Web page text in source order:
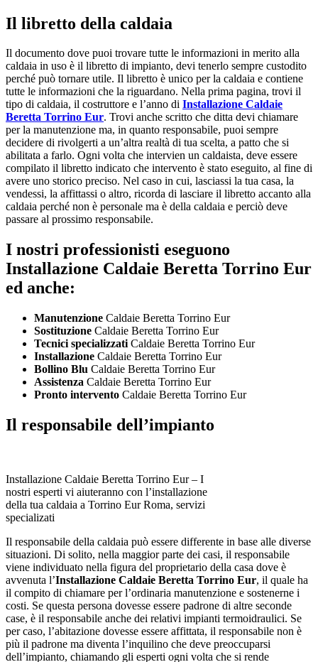
Il libretto della caldaia
Il documento dove puoi trovare tutte le informazioni in merito alla
caldaia in uso è il libretto di impianto, devi tenerlo sempre custodito
perché può tornare utile. Il libretto è unico per la caldaia e contiene
tutte le informazioni che la riguardano. Nella prima pagina, trovi il
tipo di caldaia, il costruttore e l’anno di Installazione Caldaie
Beretta Torrino Eur. Trovi anche scritto che ditta devi chiamare
per la manutenzione ma, in quanto responsabile, puoi sempre
decidere di rivolgerti a un’altra realtà di tua scelta, a patto che si
abilitata a farlo. Ogni volta che intervien un caldaista, deve essere
compilato il libretto indicato che intervento è stato eseguito, al fine di
avere uno storico preciso. Nel caso in cui, lasciassi la tua casa, la
vendessi, la affittassi o altro, ricorda di lasciare il libretto accanto alla
caldaia perché non è personale ma è della caldaia e perciò deve
passare al prossimo responsabile.
I nostri professionisti eseguono
Installazione Caldaie Beretta Torrino Eur
ed anche:
Manutenzione Caldaie Beretta Torrino Eur
Sostituzione Caldaie Beretta Torrino Eur
Tecnici specializzati Caldaie Beretta Torrino Eur
Installazione Caldaie Beretta Torrino Eur
Bollino Blu Caldaie Beretta Torrino Eur
Assistenza Caldaie Beretta Torrino Eur
Pronto intervento Caldaie Beretta Torrino Eur
Il responsabile dell’impianto
Installazione Caldaie Beretta Torrino Eur – I
nostri esperti vi aiuteranno con l’installazione
della tua caldaia a Torrino Eur Roma, servizi
specializati
Il responsabile della caldaia può essere differente in base alle diverse
situazioni. Di solito, nella maggior parte dei casi, il responsabile
viene individuato nella figura del proprietario della casa dove è
avvenuta l’Installazione Caldaie Beretta Torrino Eur, il quale ha
il compito di chiamare per l’ordinaria manutenzione e sostenerne i
costi. Se questa persona dovesse essere padrone di altre seconde
case, è il responsabile anche dei relativi impianti termoidraulici. Se
per caso, l’abitazione dovesse essere affittata, il responsabile non è
più il padrone ma diventa l’inquilino che deve preoccuparsi
dell’impianto, chiamando gli esperti ogni volta che si rende